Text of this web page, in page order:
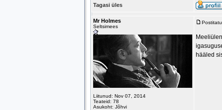
Tagasi üles
Mr Holmes
Seltsimees
Liitunud: Nov 07, 2014
Teateid: 78
Asukoht: Jõhvi
hääled